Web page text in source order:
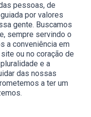
pessoas, de
por valores
gente. Buscamos
sempre servindo o
a conveniência em
ou no coração de
e a
das nossas
a ter um